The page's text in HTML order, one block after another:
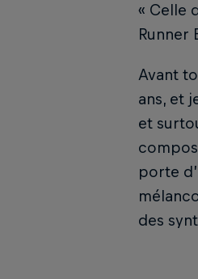
« Celle
Runner
Avant
ans, et
et
porte
des